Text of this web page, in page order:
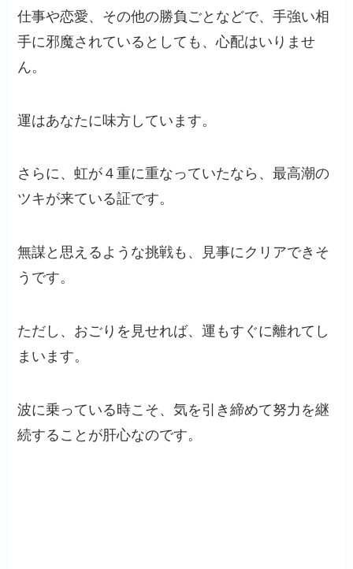
仕事や恋愛、その他の勝負ごとなどで、手強い相
手に邪魔されているとしても、心配はいりませ
ん。
運はあなたに味方しています。
さらに、虹が４重に重なっていたなら、最高潮の
ツキが来ている証です。
無謀と思えるような挑戦も、見事にクリアできそ
うです。
ただし、おごりを見せれば、運もすぐに離れてし
まいます。
波に乗っている時こそ、気を引き締めて努力を継
続することが肝心なのです。